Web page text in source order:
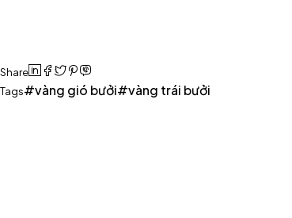
Share
Tags
vàng gió bưởi vàng trái bưởi